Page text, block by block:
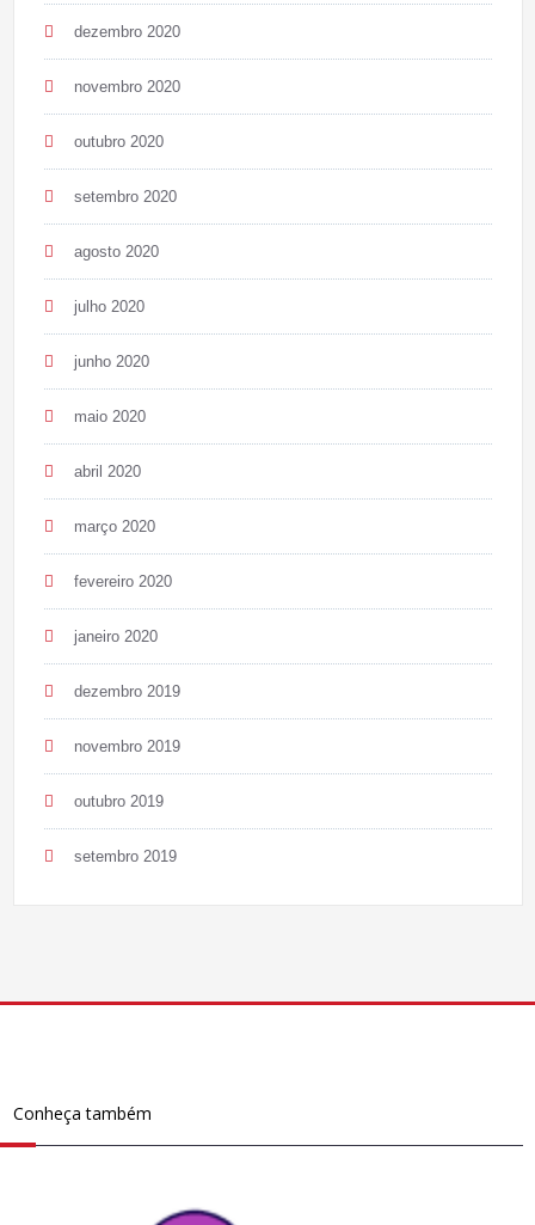
dezembro 2020
novembro 2020
outubro 2020
setembro 2020
agosto 2020
julho 2020
junho 2020
maio 2020
abril 2020
março 2020
fevereiro 2020
janeiro 2020
dezembro 2019
novembro 2019
outubro 2019
setembro 2019
Conheça também